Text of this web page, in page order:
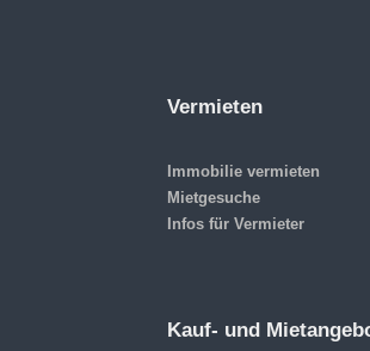
Vermieten
Immobilie vermieten
Mietgesuche
Infos für Vermieter
Kauf- und